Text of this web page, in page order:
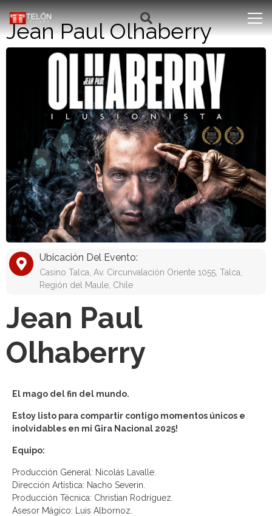
Jean Paul Olhaberry
Ubicación Del Evento:
Casino Talca, Av. Circunvalación Oriente 1055, Talca,
Región del Maule, Chile
Jean Paul
Olhaberry
El mago del fin del mundo.
Estoy listo para compartir contigo momentos únicos e
inolvidables en mi Gira Nacional 2025!
Equipo:
Producción General: Nicolás Lavalle.
Dirección Artística: Nacho Severin.
Producción Técnica: Christian Rodríguez.
Asesor Mágico: Luis Albornoz.